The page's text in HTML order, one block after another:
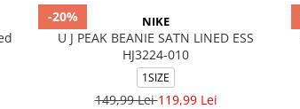
-20% NIKE
U J PEAK BEANIE SATN LINED ESS
HJ3224-010
1SIZE
149,99 Lei119,99 Lei